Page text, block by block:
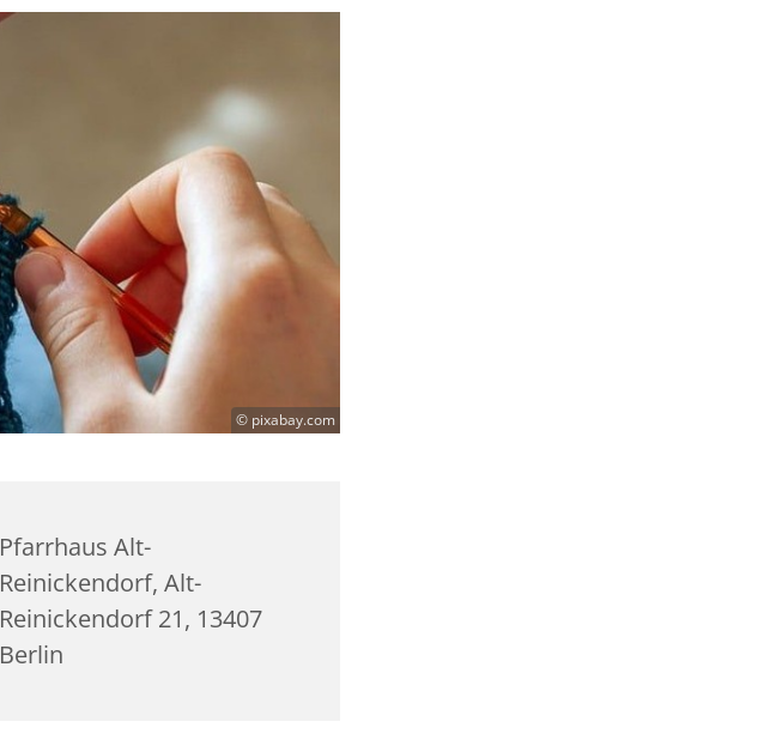
© pixabay.com
Pfarrhaus Alt-
Reinickendorf, Alt-
Reinickendorf 21, 13407
Berlin